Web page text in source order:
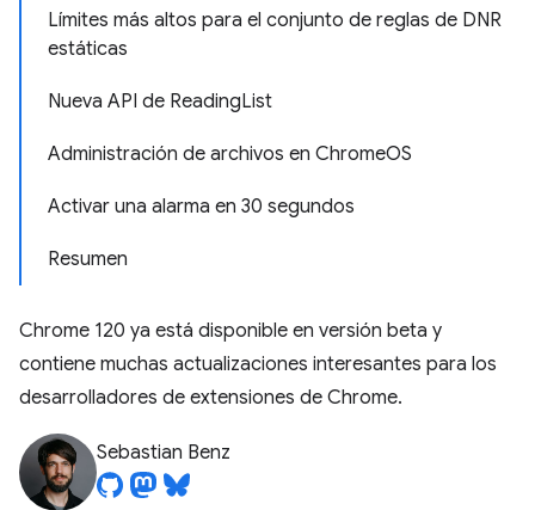
Límites más altos para el conjunto de reglas de DNR
estáticas
Nueva API de ReadingList
Administración de archivos en ChromeOS
Activar una alarma en 30 segundos
Resumen
Chrome 120 ya está disponible en versión beta y
contiene muchas actualizaciones interesantes para los
desarrolladores de extensiones de Chrome.
Sebastian Benz